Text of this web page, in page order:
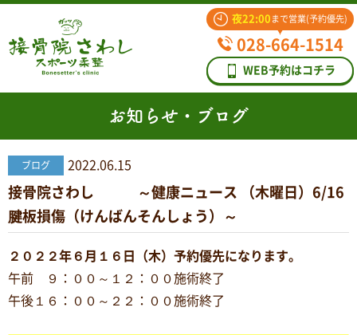
夜22:00 まで営業(予約優先)
028-664-1514
WEB予約はコチラ
お知らせ・ブログ
ブログ 2022.06.15
接骨院さわし ～健康ニュース （木曜日）6/16
腱板損傷（けんばんそんしょう）～
２０２２年６月１６日（木）予約優先になります。
午前 ９：００～１２：００施術終了
午後１６：００～２２：００施術終了